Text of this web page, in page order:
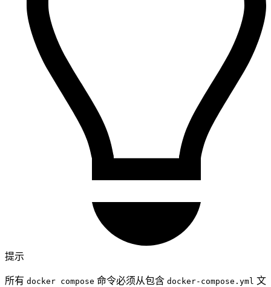
提示
所有 docker compose 命令必须从包含 docker-compose.yml 文